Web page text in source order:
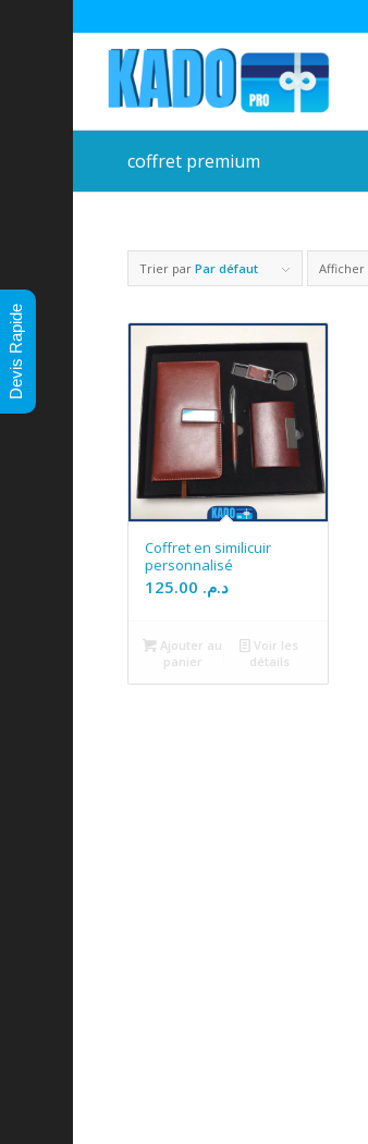
coffret premium
Trier parPar défaut Afficher
Coffret en similicuir
personnalisé
د.م.
Ajouter au
panier
Voir les
détails
Devis Rapide